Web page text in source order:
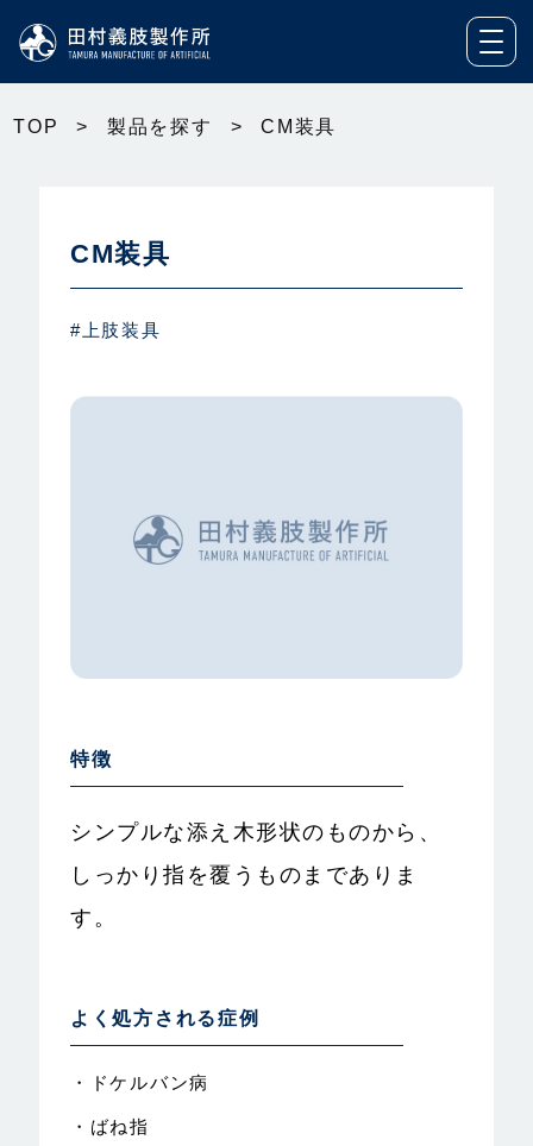
TOP > 製品を探す > CM装具
CM装具
#上肢装具
特徴
シンプルな添え木形状のものから、
しっかり指を覆うものまでありま
す。
よく処方される症例
・ドケルバン病
・ばね指